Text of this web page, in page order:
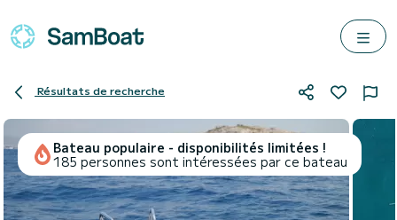
Résultats de recherche
Bateau populaire - disponibilités limitées !
185 personnes sont intéressées par ce bateau